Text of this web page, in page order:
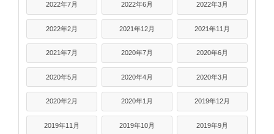
2022年7月 2022年6月 2022年3月
2022年2月 2021年12月 2021年11月
2021年7月 2020年7月 2020年6月
2020年5月 2020年4月 2020年3月
2020年2月 2020年1月 2019年12月
2019年11月 2019年10月 2019年9月